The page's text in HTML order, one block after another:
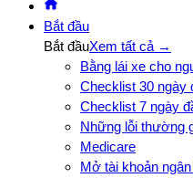
Bắt đầu
Bắt đầuXem tất cả →
Bằng lái xe cho
Checklist 30 ngày
Checklist 7 ngày
Những lỗi thường
Medicare
Mở tài khoản